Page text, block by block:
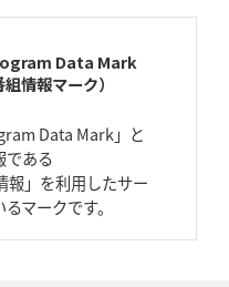
フィールド丸ごと計測機器」の
Data Mark
組情報マーク）
Data Mark」と
である
」を利用したサー
マークです。